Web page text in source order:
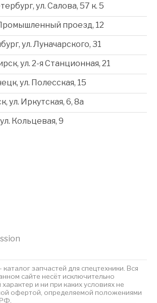
ул. Салова, 57 к. 5
проезд, 12
ул. Луначарского, 31
ул. 2-я Станционная, 21
ул. Полесская, 15
ул. Иркутская, 6, 8a
Кольцевая, 9
запчастей для спецтехники. Вся
сайте несёт исключительно
и ни при каких условиях не
офертой, определяемой положениями